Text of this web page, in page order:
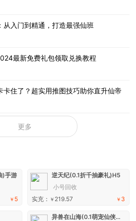
入门到精通，打造最强仙班
最新免费礼包领取兑换教程
住了？超实用推图技巧助你直升仙帝
更多
)手游
￥ 5
逆天纪(0.1折千抽豪礼)H5
小号回收
￥ 3
实充： ￥ 219.57
异兽在山海(0.1萌宠仙侠高爆版)H5